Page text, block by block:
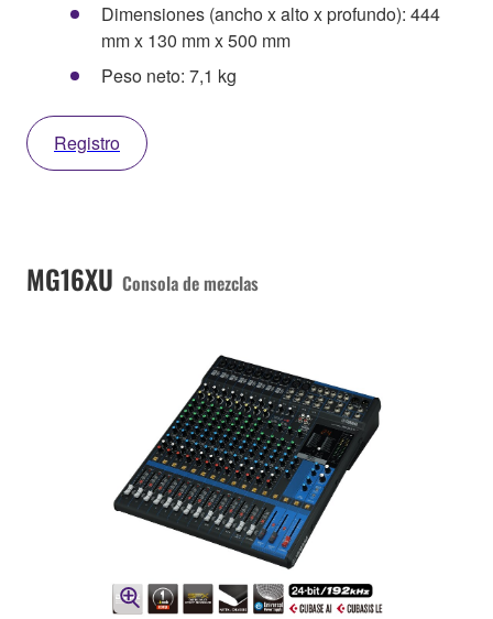
Dimensiones (ancho x alto x profundo): 444
mm x 130 mm x 500 mm
Peso neto: 7,1 kg
Registro
MG16XU Consola de mezclas